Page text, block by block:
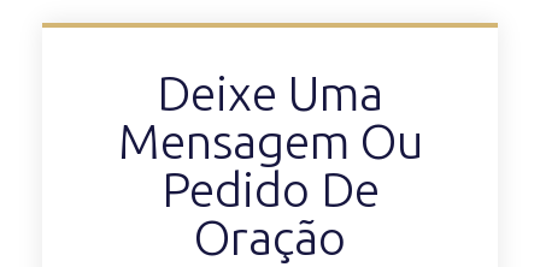
Deixe Uma
Mensagem Ou
Pedido De
Oração